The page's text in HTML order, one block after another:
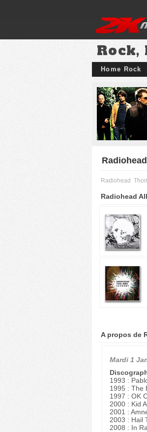
Rock,
Home Rock
Radiohead
Radiohead
Radiohead
A propos de
Mardi 1
1993 :
1995 : The
1997 : OK
2000 : Kid A
2001 :
2003 : Hail
2008 : In